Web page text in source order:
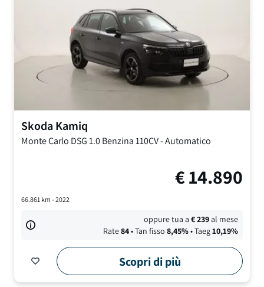
Skoda Kamiq
Monte Carlo DSG1.0 Benzina 110CV-Automatico
€14.890
66.861km - 2022
oppure tua a€239al mese
Rate84• Tan fisso 8,45%• Taeg10,19%
Scopri di più